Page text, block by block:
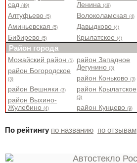
сад(49)
Алтуфьево(5)
Аминьевская(5)
Бибирево(5)
Ленина(49)
Волоколамская(4)
Давыдково(4)
Крылатское(4)
Район города
Можайский район(5)
район Богородское
(3)
район Вешняки(3)
район Выхино-
Жулебино(4)
район Западное
Дегунино(3)
район Коньково(3)
район Крылатское
(3)
район Кунцево(9)
По рейтингу по названию по отзывам